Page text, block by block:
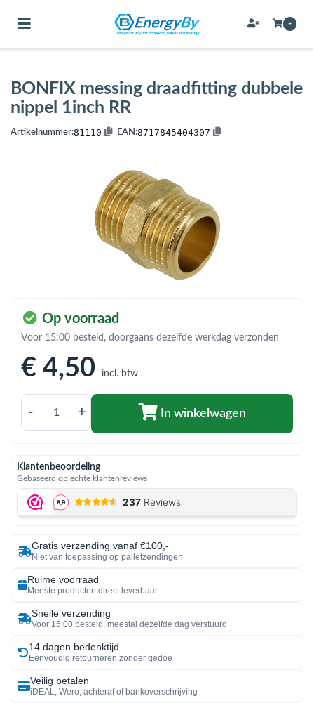
(Bevestigingsmateriaal / schroeven)
(Hemelwaterafvoer & riolering)
(Circulatiepompen, pompgroepen & verdelers)
(Installatiemateriaal)
(Rookkanalen)
(Sanitair)
(Zonneboilersets & onderdelen)
(Warmtepompen en warmtepompboilers)
Toggle navigation -
BONFIX messing draadfitting dubbele
nippel 1inch RR
Artikelnummer:81110 EAN:8717845404307
Op voorraad
Voor 15:00 besteld, doorgaans dezelfde werkdag verzonden
€ 4,50 incl. btw
- + In winkelwagen
Klantenbeoordeling
Gebaseerd op echte klantenreviews
Gratis verzending vanaf €100,-
Niet van toepassing op palletzendingen
Ruime voorraad
Meeste producten direct leverbaar
Snelle verzending
Voor 15:00 besteld, meestal dezelfde dag verstuurd
14 dagen bedenktijd
Eenvoudig retourneren zonder gedoe
Veilig betalen
iDEAL, Wero, achteraf of bankoverschrijving